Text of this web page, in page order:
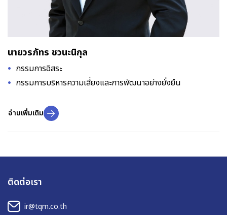
นายวรภัทร ชวนะนิกุล
กรรมการอิสระ
กรรมการบริหารความเสี่ยงและการพัฒนาอย่างยั่งยืน
อ่านเพิ่มเติม
ติดต่อเรา
ir@tqm.co.th